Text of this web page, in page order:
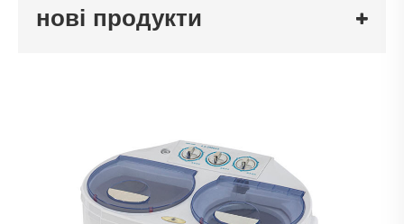
нові продукти